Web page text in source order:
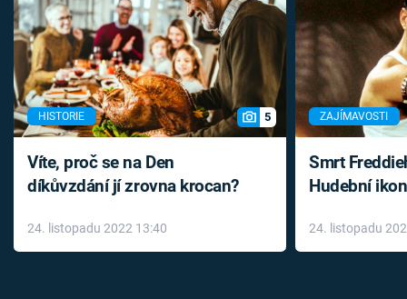
HISTORIE 5
Víte, proč se na Den
díkůvzdání jí zrovna krocan?
24. listopadu 2022 13:40
ZAJÍMAVOSTI
Smrt
Hudební
léky
24. listopadu